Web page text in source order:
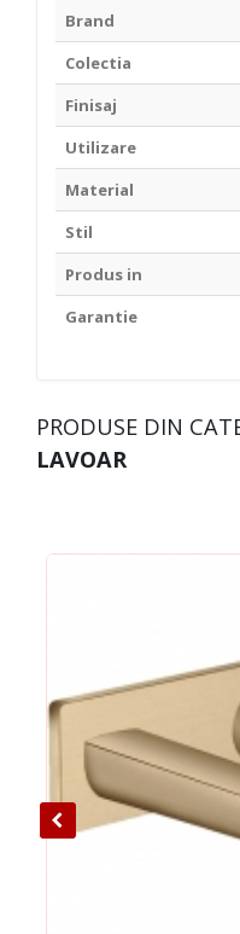
Brand
Colectia
Finisaj
Utilizare
Material
Stil
Produs in
Garantie
PRODUSE DIN
LAVOAR